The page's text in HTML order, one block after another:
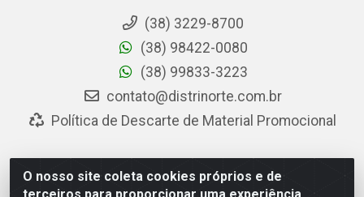
O nosso site coleta cookies próprios e de
(38) 3229-8700
(38) 98422-0080
(38) 99833-3223
contato@distrinorte.com.br
Política de Descarte de Material Promocional
Distrinorte Distribuidora de Alimentos - Avenida Pedro